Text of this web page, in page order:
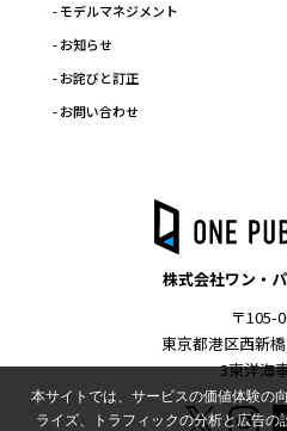
- モデルマネジメント
- お知らせ
- お詫びと訂正
- お問い合わせ
株式会社ワン・
〒105-
東京都港区西新
3東洋海
本サイトでは、サービスの価値体験の
ライズ、トラフィックの分析と広告